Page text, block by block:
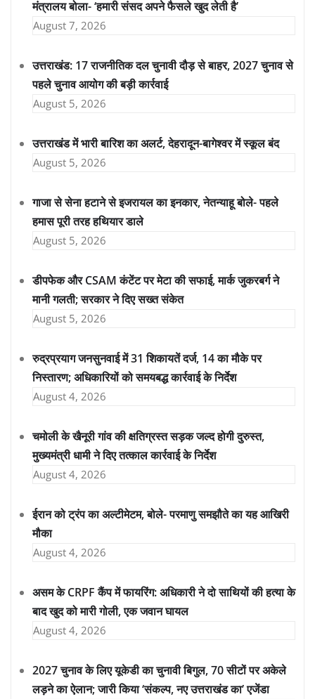
मंत्रालय बोला- ‘हमारी संसद अपने फैसले खुद लेती है’
August 7, 2026
उत्तराखंड: 17 राजनीतिक दल चुनावी दौड़ से बाहर, 2027 चुनाव से
पहले चुनाव आयोग की बड़ी कार्रवाई
August 5, 2026
उत्तराखंड में भारी बारिश का अलर्ट, देहरादून-बागेश्वर में स्कूल बंद
August 5, 2026
गाजा से सेना हटाने से इजरायल का इनकार, नेतन्याहू बोले- पहले
हमास पूरी तरह हथियार डाले
August 5, 2026
डीपफेक और CSAM कंटेंट पर मेटा की सफाई, मार्क जुकरबर्ग ने
मानी गलती; सरकार ने दिए सख्त संकेत
August 5, 2026
रुद्रप्रयाग जनसुनवाई में 31 शिकायतें दर्ज, 14 का मौके पर
निस्तारण; अधिकारियों को समयबद्ध कार्रवाई के निर्देश
August 4, 2026
चमोली के खैनूरी गांव की क्षतिग्रस्त सड़क जल्द होगी दुरुस्त,
मुख्यमंत्री धामी ने दिए तत्काल कार्रवाई के निर्देश
August 4, 2026
ईरान को ट्रंप का अल्टीमेटम, बोले- परमाणु समझौते का यह आखिरी
मौका
August 4, 2026
असम के CRPF कैंप में फायरिंग: अधिकारी ने दो साथियों की हत्या के
बाद खुद को मारी गोली, एक जवान घायल
August 4, 2026
2027 चुनाव के लिए यूकेडी का चुनावी बिगुल, 70 सीटों पर अकेले
लड़ने का ऐलान; जारी किया ‘संकल्प, नए उत्तराखंड का’ एजेंडा